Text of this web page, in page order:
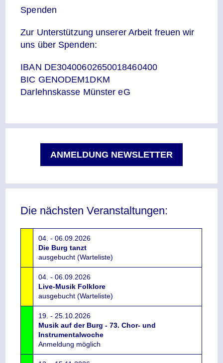
Spenden
Zur Unterstützung unserer Arbeit freuen wir
uns über Spenden:
IBAN DE30400602650018460400
BIC GENODEM1DKM
Darlehnskasse Münster eG
ANMELDUNG NEWSLETTER
Die nächsten Veranstaltungen:
04. - 06.09.2026
Die Burg tanzt
ausgebucht (Warteliste)
04. - 06.09.2026
Live-Musik Folklore
ausgebucht (Warteliste)
19. - 25.10.2026
Musik auf der Burg - 73. Chor- und
Instrumentalwoche
Anmeldung möglich